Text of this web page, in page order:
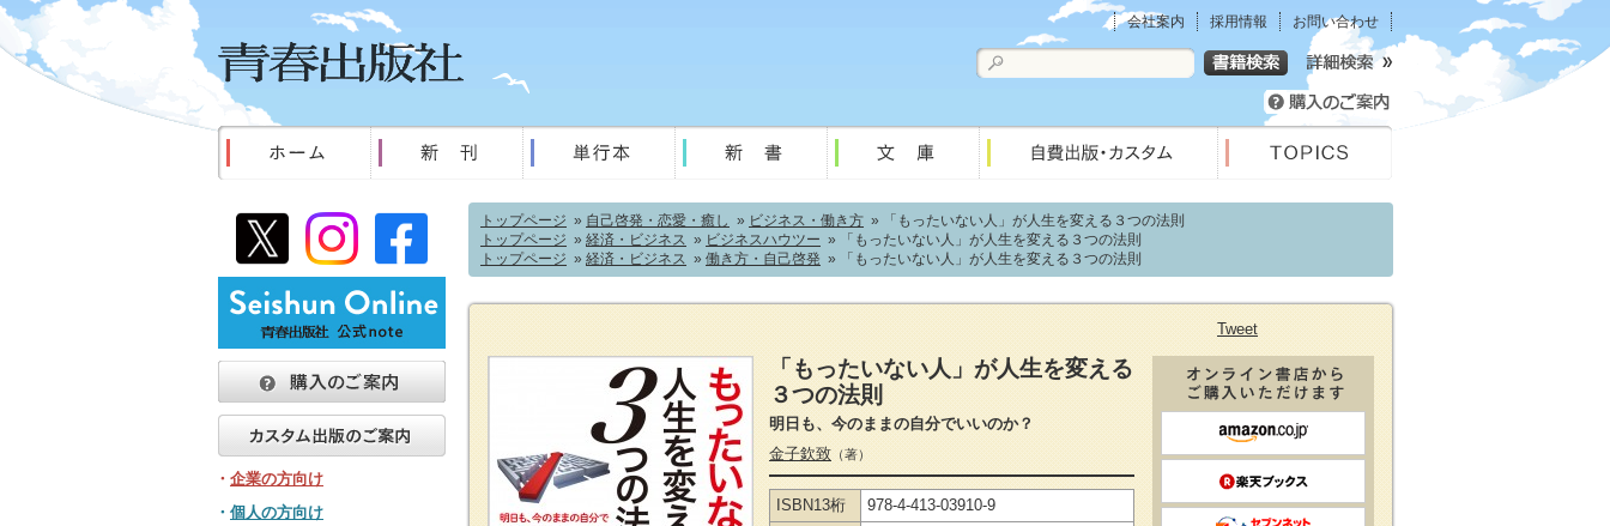
会社案内 採用情報 お問い合わせ
トップページ » 自己啓発・恋愛・癒し » ビジネス・働き方 » 「もったいない人」が人生を変える３つの法則
トップページ » 経済・ビジネス » ビジネスハウツー » 「もったいない人」が人生を変える３つの法則
トップページ » 経済・ビジネス » 働き方・自己啓発 » 「もったいない人」が人生を変える３つの法則
Tweet
「もったいない人」が人生を変える
３つの法則
明日も、今のままの自分でいいのか？
金子欽致 （著）
ISBN13桁
978-4-413-03910-9
・ 企業の方向け
・ 個人の方向け